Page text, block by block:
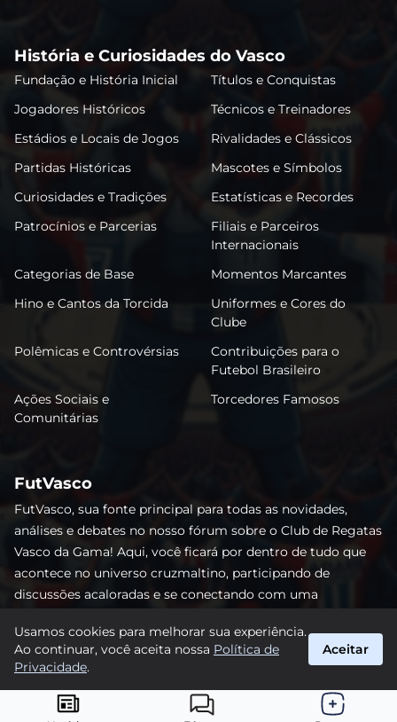
História e Curiosidades do Vasco
Fundação e História Inicial
Títulos e Conquistas
Jogadores Históricos
Técnicos e Treinadores
Estádios e Locais de Jogos
Rivalidades e Clássicos
Partidas Históricas
Mascotes e Símbolos
Curiosidades e Tradições
Estatísticas e Recordes
Patrocínios e Parcerias
Filiais e Parceiros
Internacionais
Categorias de Base
Momentos Marcantes
Hino e Cantos da Torcida
Uniformes e Cores do
Clube
Polêmicas e Controvérsias
Contribuições para o
Futebol Brasileiro
Ações Sociais e
Comunitárias
Torcedores Famosos
FutVasco
FutVasco, sua fonte principal para todas as novidades,
análises e debates no nosso fórum sobre o Club de Regatas
Vasco da Gama! Aqui, você ficará por dentro de tudo que
acontece no universo cruzmaltino, participando de
discussões acaloradas e se conectando com uma
nenhum lance e acompanhe de perto o caminho do Vasco
rumo às vitórias! #Vasco #FutVasco
© 2026 FutVasco. Todos os direitos reservados.
Usamos cookies para melhorar sua experiência.
Ao continuar, você aceita nossa Política de
Privacidade.
Aceitar